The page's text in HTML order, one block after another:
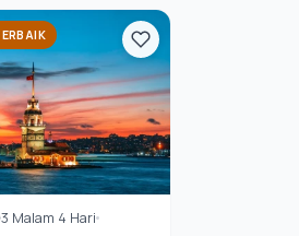
3 Malam 4 Hari